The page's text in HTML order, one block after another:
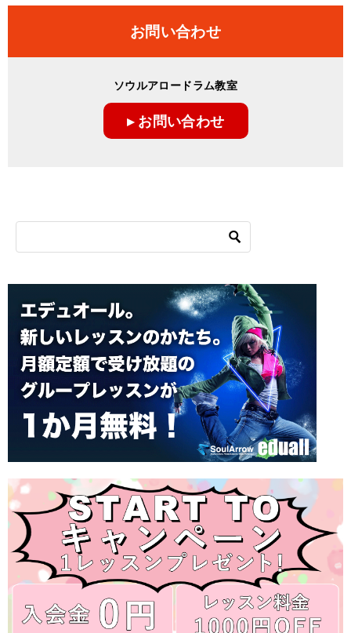
ビ
お問い合わせ
ソウルアロードラム教室
▸ お問い合わせ